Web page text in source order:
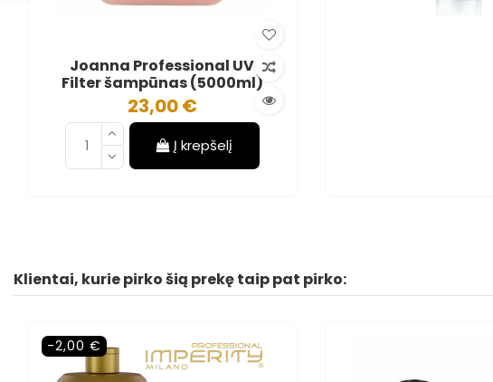
Joanna Professional UV
Filter šampūnas (5000ml)
23,00 €
Į krepšelį
Klientai, kurie pirko šią prekę taip pat pirko:
-2,00 €